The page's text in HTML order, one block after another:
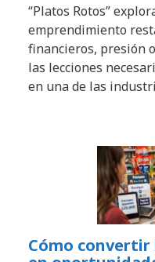
“Platos Rotos”
emprendimiento
financieros, presión
las lecciones
en una de las
Cómo convertir